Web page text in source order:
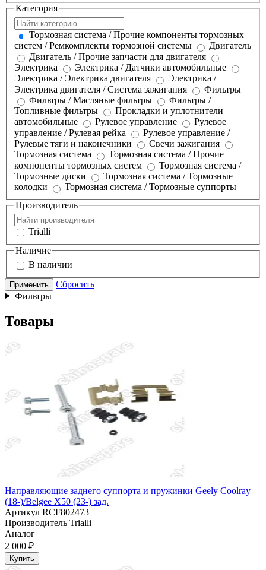
Категория
Тормозная система / Прочие компоненты тормозных
систем / Ремкомплекты тормозной системы
Двигатель
Двигатель / Прочие запчасти для двигателя
Электрика
Электрика / Датчики автомобильные
Электрика / Электрика двигателя
Электрика /
Электрика двигателя / Система зажигания
Фильтры
Фильтры / Масляные фильтры
Фильтры /
Топливные фильтры
Прокладки и уплотнители
автомобильные
Рулевое управление
Рулевое
управление / Рулевая рейка
Рулевое управление /
Рулевые тяги и наконечники
Свечи зажигания
Тормозная система
Тормозная система / Прочие
компоненты тормозных систем
Тормозная система /
Тормозные диски
Тормозная система / Тормозные
колодки
Тормозная система / Тормозные суппорты
Производитель
Trialli
Наличие
В наличии
Применить
Сбросить
Фильтры
Товары
Направляющие заднего суппорта и пружинки Geely Coolray
(18-)/Belgee X50 (23-) зад.
Артикул RCF802473
Производитель Trialli
Аналог
2 000 ₽
Купить